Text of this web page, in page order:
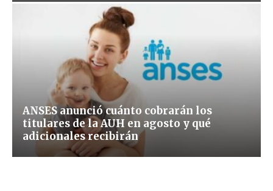
ANSES anunció cuánto cobrarán los
titulares de la AUH en agosto y qué
adicionales recibirán